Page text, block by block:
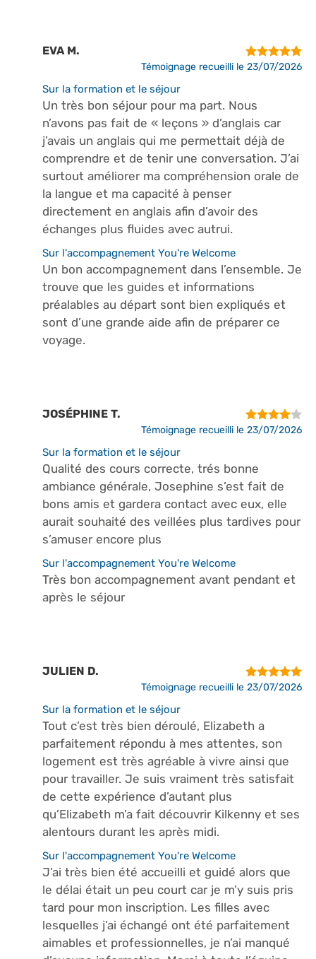
EVA M.
Témoignage recueilli le 23/07/2026
Sur la formation et le séjour
Un très bon séjour pour ma part. Nous
n’avons pas fait de « leçons » d’anglais car
j’avais un anglais qui me permettait déjà de
comprendre et de tenir une conversation. J’ai
surtout améliorer ma compréhension orale de
la langue et ma capacité à penser
directement en anglais afin d’avoir des
échanges plus fluides avec autrui.
Sur l'accompagnement You're Welcome
Un bon accompagnement dans l’ensemble. Je
trouve que les guides et informations
préalables au départ sont bien expliqués et
sont d’une grande aide afin de préparer ce
voyage.
JOSÉPHINE T.
Témoignage recueilli le 23/07/2026
Sur la formation et le séjour
Qualité des cours correcte, trés bonne
ambiance générale, Josephine s’est fait de
bons amis et gardera contact avec eux, elle
aurait souhaité des veillées plus tardives pour
s’amuser encore plus
Sur l'accompagnement You're Welcome
Très bon accompagnement avant pendant et
après le séjour
JULIEN D.
Témoignage recueilli le 23/07/2026
Sur la formation et le séjour
Tout c’est très bien déroulé, Elizabeth a
parfaitement répondu à mes attentes, son
logement est très agréable à vivre ainsi que
pour travailler. Je suis vraiment très satisfait
de cette expérience d’autant plus
qu’Elizabeth m’a fait découvrir Kilkenny et ses
alentours durant les après midi.
Sur l'accompagnement You're Welcome
J’ai très bien été accueilli et guidé alors que
le délai était un peu court car je m’y suis pris
tard pour mon inscription. Les filles avec
lesquelles j’ai échangé ont été parfaitement
aimables et professionnelles, je n’ai manqué